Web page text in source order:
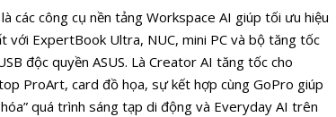
các công cụ nền tảng Workspace AI giúp tối ưu hiệu
với ExpertBook Ultra, NUC, mini PC và bộ tăng tốc
độc quyền ASUS. Là Creator AI tăng tốc cho
ProArt, card đồ họa, sự kết hợp cùng GoPro giúp
hóa” quá trình sáng tạp di động và Everyday AI trên